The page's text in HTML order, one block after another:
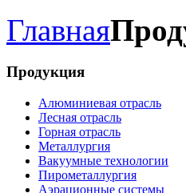
Главная
Продукция
Алюминиевая отрасль
Лесная отрасль
Горная отрасль
Металлургия
Вакуумные технологии
Пирометаллургия
Аэрационные системы